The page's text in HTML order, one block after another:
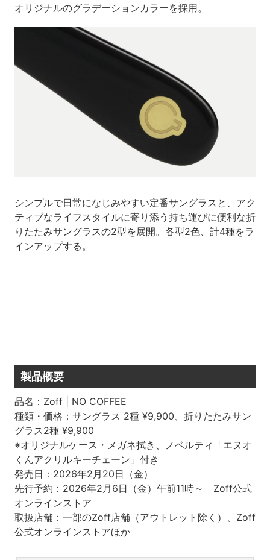
オリジナルのグラデーションカラーを採用。
シンプルで日常になじみやすい定番サングラスと、アク
ティブなライフスタイルに寄り添う持ち運びに便利な折
りたたみサングラスの2型を展開。各型2色、計4種をラ
インアップする。
製品概要
品名：Zoff | NO COFFEE
種類・価格：サングラス 2種 ¥9,900、折りたたみサン
グラス2種 ¥9,900
※オリジナルケース・メガネ拭き、ノベルティ「エヌオ
くんアクリルキーチェーン」付き
発売日：2026年2月20日（金）
先行予約：2026年2月6日（金）午前11時～ Zoff公式
オンラインストア
取扱店舗：一部のZoff店舗（アウトレット除く）、Zoff
公式オンラインストアほか